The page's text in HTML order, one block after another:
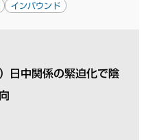
インバウンド
日中関係の緊迫化で陰